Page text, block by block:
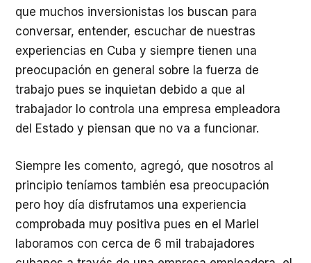
que muchos inversionistas los buscan para
conversar, entender, escuchar de nuestras
experiencias en Cuba y siempre tienen una
preocupación en general sobre la fuerza de
trabajo pues se inquietan debido a que al
trabajador lo controla una empresa empleadora
del Estado y piensan que no va a funcionar.
Siempre les comento, agregó, que nosotros al
principio teníamos también esa preocupación
pero hoy día disfrutamos una experiencia
comprobada muy positiva pues en el Mariel
laboramos con cerca de 6 mil trabajadores